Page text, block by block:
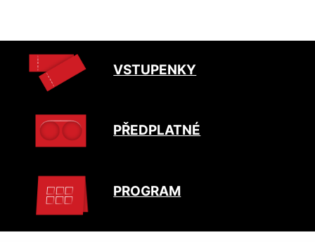
VSTUPENKY
PŘEDPLATNÉ
PROGRAM